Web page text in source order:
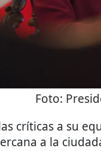
Foto:
críticas a su
a la